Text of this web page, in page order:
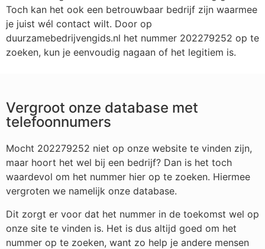
Toch kan het ook een betrouwbaar bedrijf zijn waarmee
je juist wél contact wilt. Door op
duurzamebedrijvengids.nl het nummer 202279252 op te
zoeken, kun je eenvoudig nagaan of het legitiem is.
Vergroot onze database met
telefoonnumers
Mocht 202279252 niet op onze website te vinden zijn,
maar hoort het wel bij een bedrijf? Dan is het toch
waardevol om het nummer hier op te zoeken. Hiermee
vergroten we namelijk onze database.
Dit zorgt er voor dat het nummer in de toekomst wel op
onze site te vinden is. Het is dus altijd goed om het
nummer op te zoeken, want zo help je andere mensen